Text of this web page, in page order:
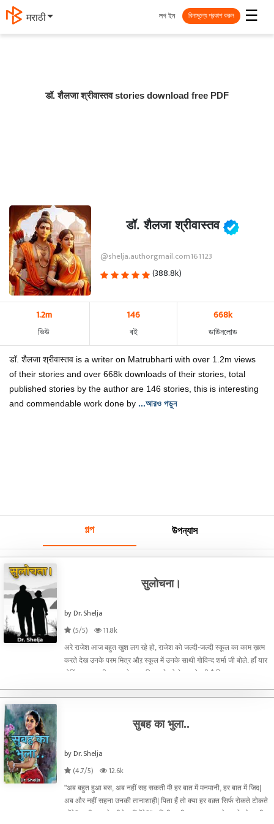
मराठी ☰
লগ ইন বিনামূল্যে প্রকাশ করুন
डॉ. शैलजा श्रीवास्तव stories download free PDF
डॉ. शैलजा श्रीवास्तव
@shelja.authorgmail.com161123
(388.8k)
1.2m
ভিউ
146
বই
668k
ডাউনলোড
डॉ. शैलजा श्रीवास्तव is a writer on Matrubharti with over 1.2m views
of their stories and over 668k downloads of their stories, total
published stories by the author are 146 stories, this is interesting
and commendable work done by ...আরও পড়ুন
গল্প উপন্যাস
सुलोचना।
by Dr. Shelja
(5/5)
11.8k
अरे राजेश आज बहुत खुश लग रहे हो, राजेश को जल्दी-जल्दी स्कूल का काम ख़त्म
करते देख उनके परम मित्र औऱ स्कूल में उनके साथी गोविन्द शर्मा जी बोले. हाँ यार
गोविंद आज खुशी अन्दर से बाहर निकलने को बेताब हो रही है.कितना कुछ प्लान
सुबह का भुला..
by Dr. Shelja
(4.7/5)
12.6k
"अब बहुत हुआ बस, अब नहीं सह सकती मैं! हर बात में मनमानी, हर बात में जिद|
अब और नहीं सहना उनकी तानाशाही| पिता हैं तो क्या हर वक़्त सिर्फ रोकते टोकते
रहेंगे? कभी खुल के जीने नहीं देंगे?" रागिनी खुली सड़क पर चलते चलते सोच रही